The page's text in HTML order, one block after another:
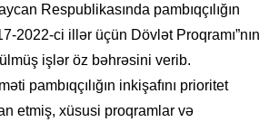
Respublikasında pambıqçılığın
2022-ci illər üçün Dövlət Proqramı”nın
işlər öz bəhrəsini verib.
pambıqçılığın inkişafını prioritet
etmiş, xüsusi proqramlar və